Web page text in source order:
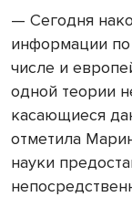
— Сегодня
информации
числе и
одной теории
касающиеся
отметила
науки